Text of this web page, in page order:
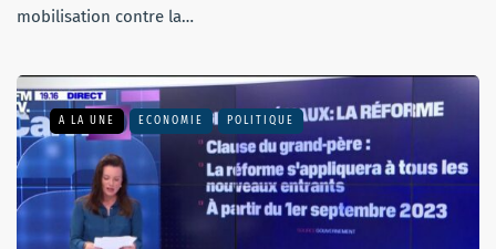
mobilisation contre la…
A LA UNE ECONOMIE POLITIQUE